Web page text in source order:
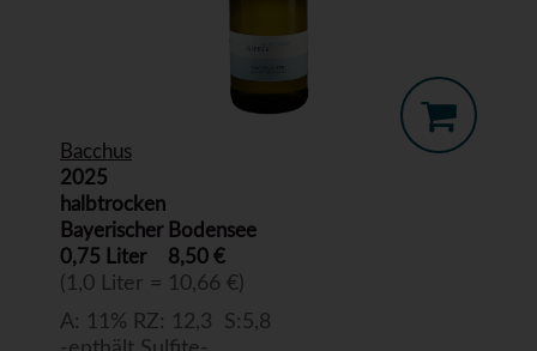
Bacchus
2025
halbtrocken
Bayerischer Bodensee
0,75 Liter
8,50 €
(1,0 Liter = 10,66 €)
A: 11% RZ: 12,3 S:5,8